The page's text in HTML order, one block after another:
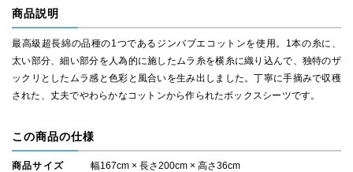
商品説明
最高級超長綿の品種の1つであるジンバブエコットンを使用。1本の糸に、
太い部分、細い部分を人為的に施したムラ糸を横糸に織り込んで、独特のザ
ックリとしたムラ感と色彩と風合いを生み出しました。丁寧に手摘みで収穫
された、丈夫でやわらかなコットンから作られたボックスシーツです。
この商品の仕様
商品サイズ 幅167cm × 長さ200cm × 高さ36cm